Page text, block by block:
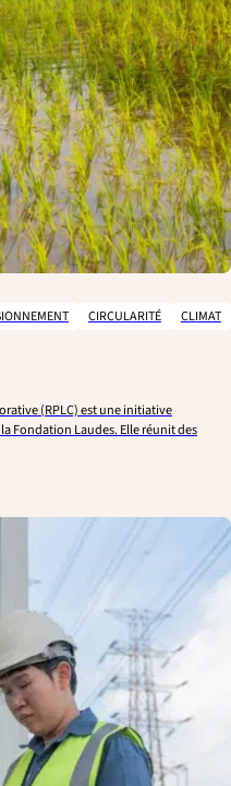
CIRCULARITÉ
CLIMAT
(RPLC) est une initiative
Fondation Laudes. Elle réunit des